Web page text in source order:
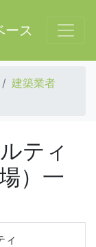
ース
建築業者
ティ
）一
ィ